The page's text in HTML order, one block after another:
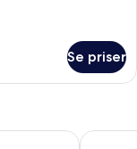
Se priser
La Villa